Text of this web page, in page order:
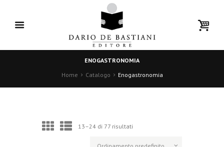
ENOGASTRONOMIA
Home
Catalogo Enogastronomia
13–24 di 77 risultati